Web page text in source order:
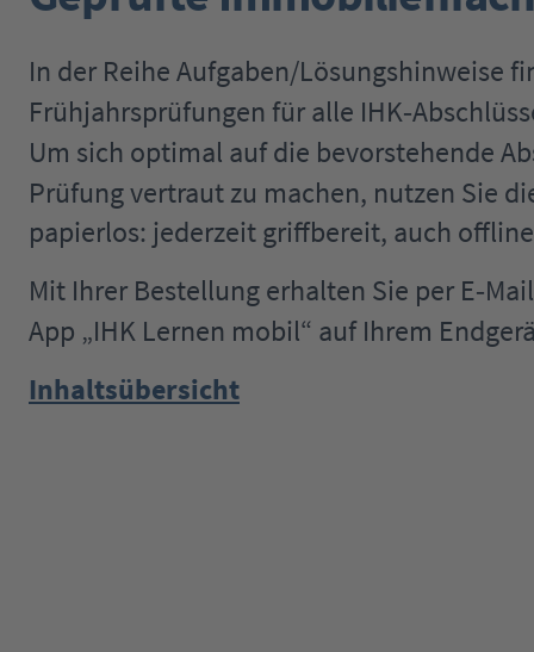
In der Reihe Aufgaben/Lösungshinweise
Frühjahrsprüfungen für alle IHK‐
Um sich optimal auf die bevorstehende
Prüfung vertraut zu machen, nutzen Sie
papierlos: jederzeit griffbereit, auch
Mit Ihrer Bestellung erhalten Sie per E‐
App „IHK Lernen mobil“ auf Ihrem
Inhaltsübersicht